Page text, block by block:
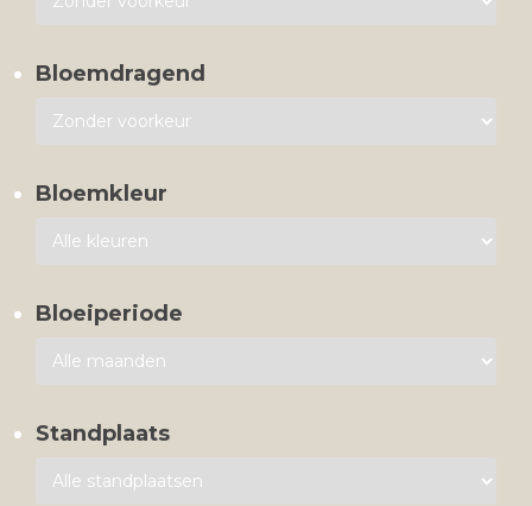
Bloemdragend
Bloemkleur
Bloeiperiode
Standplaats